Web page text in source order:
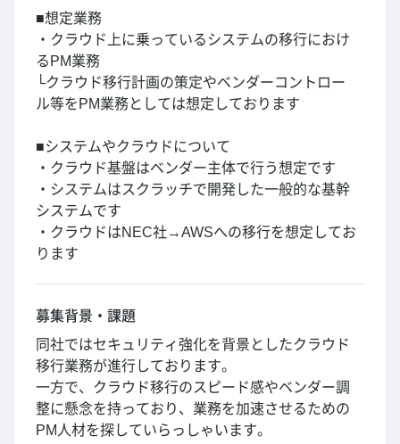
■想定業務
・クラウド上に乗っているシステムの移行におけ
るPM業務
└クラウド移行計画の策定やベンダーコントロー
ル等をPM業務としては想定しております
■システムやクラウドについて
・クラウド基盤はベンダー主体で行う想定です
・システムはスクラッチで開発した一般的な基幹
システムです
・クラウドはNEC社→AWSへの移行を想定してお
ります
募集背景・課題
同社ではセキュリティ強化を背景としたクラウド
移行業務が進行しております。
一方で、クラウド移行のスピード感やベンダー調
整に懸念を持っており、業務を加速させるための
PM人材を探していらっしゃいます。